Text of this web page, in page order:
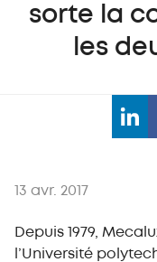
MECALUX LAB
ENTREPRISE
sorte la
les
13 avr. 2017
Depuis 1979,
l’Université